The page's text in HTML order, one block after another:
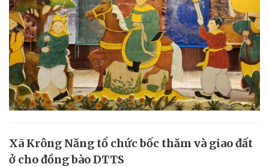
Xã Krông Năng tổ chức bốc thăm và giao đất
ở cho đồng bào DTTS